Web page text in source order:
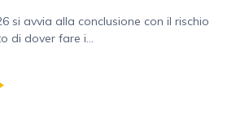
si avvia alla conclusione con il rischio
di dover fare i...